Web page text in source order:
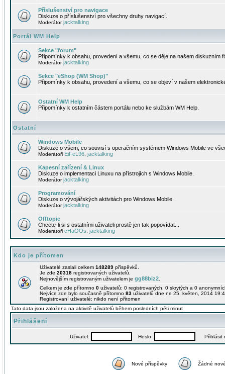
Příslušenství pro navigace
Diskuze o příslušenství pro všechny druhy navigací.
Moderátorjacktalking
Portál WM Help
Sekce "forum"
Připomínky k obsahu, provedení a všemu, co se děje na našem diskuzním
Moderátorjacktalking
Sekce "eShop (WM Shop)"
Připomínky k obsahu, provedení a všemu, co se objeví v našem
Ostatní WM Help
Připomínky k ostatním částem portálu nebo ke službám WM Help.
Ostatní
Windows Mobile
Diskuze o všem, co souvisí s operačním systémem Windows Mobile ve
Moderátoři EiFeL96 jacktalking
Kapesní zařízení & Linux
Diskuze o implementaci Linuxu na přístrojích s Windows Mobile.
Moderátorjacktalking
Programování
Diskuze o vývojářských aktivitách pro Windows Mobile.
Moderátorjacktalking
Offtopic
Chcete-li si s ostatními uživateli prostě jen tak popovídat...
Moderátoři cHaOOs jacktalking
Kdo je přítomen
Uživatelé zaslali celkem 148289 příspěvků.
Je zde 20318 registrovaných uživatelů.
Nejnovějším registrovaným uživatelem je gg88biz2
Celkem je zde přítomno 0 uživatelů: 0 registrovaných, 0 skrytých a 0
Nejvíce zde bylo současně přítomno 83 uživatelů dne ne 25. květen, 2014
Registrovaní uživatelé: nikdo není přítomen
Tato data jsou založena na aktivitě uživatelů během posledních pěti minut
Přihlášení
Uživatel: Heslo: Přihlásit
Nové příspěvky Žádné